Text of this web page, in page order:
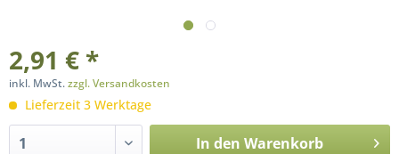
2,91 € *
inkl. MwSt.zzgl. Versandkosten
Lieferzeit 3 Werktage
In den Warenkorb